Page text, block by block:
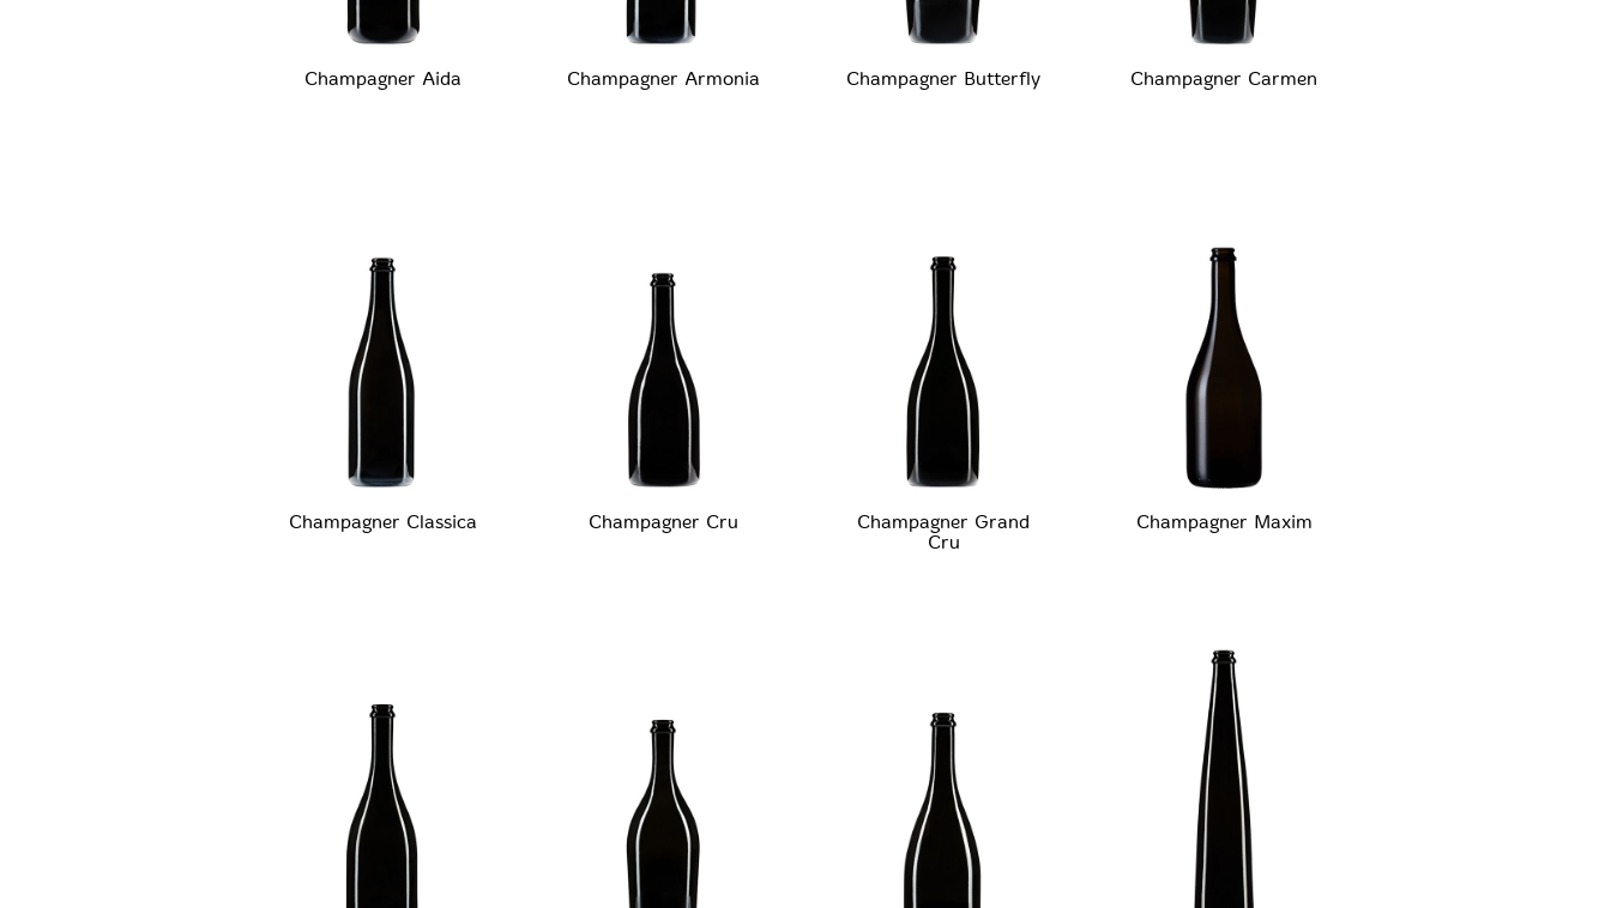
Champagner Aida Champagner Armonia Champagner Butterfly Champagner Carmen
Champagner Classica Champagner Cru
Champagner Grand
Cru
Champagner Maxim